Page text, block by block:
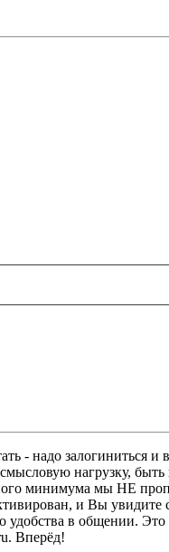
- надо залогиниться
нагрузку,
минимума мы НЕ
и Вы
в общении.
Вперёд!